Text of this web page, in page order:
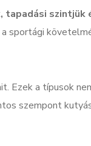
szintjük
sportági
Ezek a típusok
szempont